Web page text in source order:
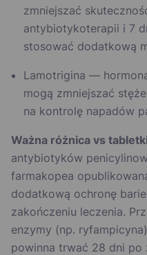
zmniejszać
antybiotykoterapii i 7
stosować dodatkową
Lamotrigina —
mogą zmniejszać
na kontrolę napadów
Ważna różnica vs
antybiotyków
farmakopea
dodatkową ochronę
zakończeniu leczenia.
enzymy (np.
powinna trwać 28 dni po